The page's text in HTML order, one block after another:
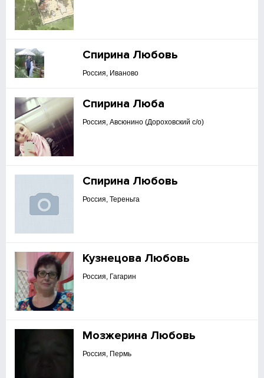
Спирина Любовь
Россия, Иваново
Спирина Люба
Россия, Авсюнино (Дороховский с/о)
Спирина Любовь
Россия, Тереньга
Кузнецова Любовь
Россия, Гагарин
Мозжерина Любовь
Россия, Пермь